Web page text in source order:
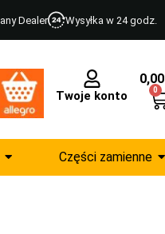
Dealer Wysyłka w 24 godz.
Twoje konto
0,00
0
Części zamienne